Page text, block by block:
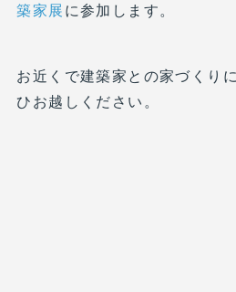
築家展に参加します。
お近くで建築家との家づくり
ひお越しください。